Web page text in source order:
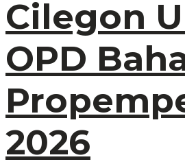
Cilegon
OPD
2026